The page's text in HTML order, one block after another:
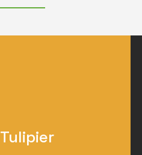
Tulipier